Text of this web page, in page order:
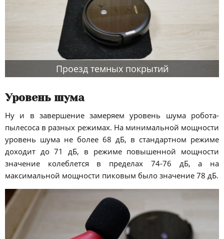
Проезд темных покрытий
Уровень шума
Ну и в завершение замеряем уровень шума робота-
пылесоса в разных режимах. На минимальной мощности
уровень шума не более 68 дБ, в стандартном режиме
доходит до 71 дБ, в режиме повышенной мощности
значение колеблется в пределах 74-76 дБ, а на
максимальной мощности пиковым было значение 78 дБ.